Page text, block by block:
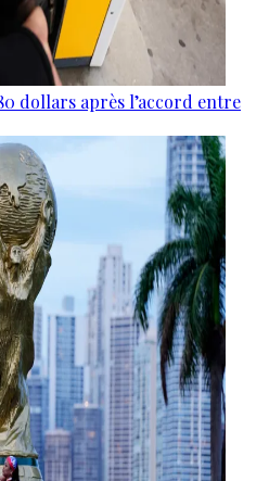
dollars après l’accord entre